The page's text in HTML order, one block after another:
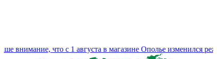
внимание, что с 1 августа в магазине Ополье изменился